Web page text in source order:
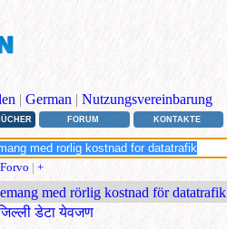
| German | Nutzungsvereinbarung
FORUM KONTAKTE
Forvo | +
med rörlig kostnad för datatrafik
डेटा येवजण